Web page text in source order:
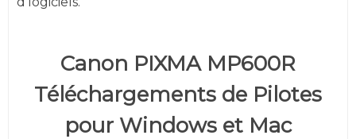
Canon PIXMA MP600R
Téléchargements de Pilotes
pour Windows et Mac